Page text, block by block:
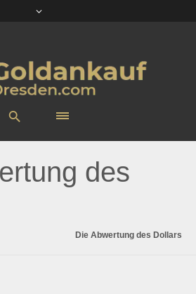
des
Die Abwertung des Dollars